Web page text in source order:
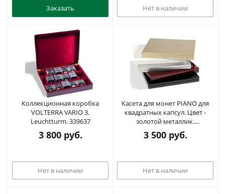
Заказать Нет в наличии
Коллекционная коробка
VOLTERRA VARIO 3.
Leuchtturm. 339637
3 800руб.
Нет в наличии
Касета для монет PIANO для
квадратных капсул. Цвет -
золотой металлик.
Leuchtturm. 300459
3 500руб.
Нет в наличии